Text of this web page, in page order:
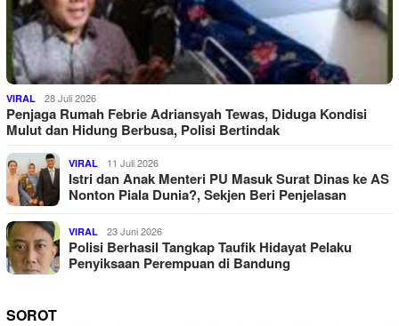
VIRAL 28 Juli 2026
Penjaga Rumah Febrie Adriansyah Tewas, Diduga Kondisi
Mulut dan Hidung Berbusa, Polisi Bertindak
VIRAL 11 Juli 2026
Istri dan Anak Menteri PU Masuk Surat Dinas ke AS
Nonton Piala Dunia?, Sekjen Beri Penjelasan
VIRAL 23 Juni 2026
Polisi Berhasil Tangkap Taufik Hidayat Pelaku
Penyiksaan Perempuan di Bandung
SOROT